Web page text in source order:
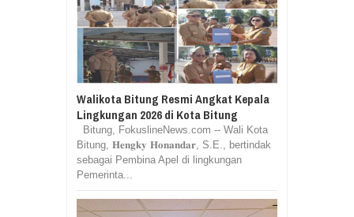
Walikota Bitung Resmi Angkat Kepala
Lingkungan 2026 di Kota Bitung
Bitung, FokuslineNews.com -- Wali Kota
Bitung, 𝐇𝐞𝐧𝐠𝐤𝐲 𝐇𝐨𝐧𝐚𝐧𝐝𝐚𝐫, S.E., bertindak
sebagai Pembina Apel di lingkungan
Pemerinta...